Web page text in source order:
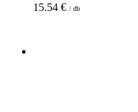
15.54 € / db